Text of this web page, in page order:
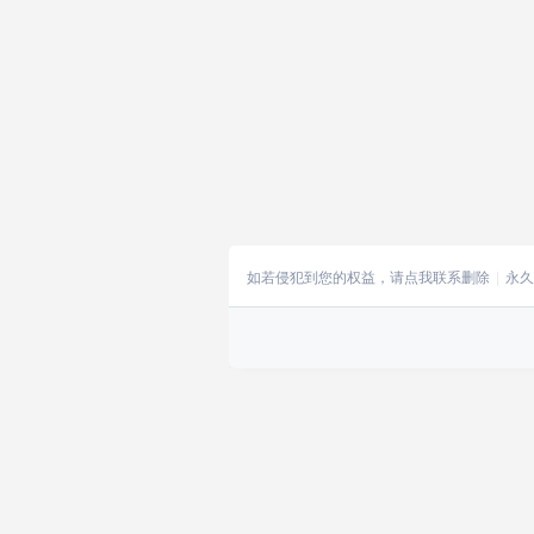
如若侵犯到您的权益，请点我联系删除 永